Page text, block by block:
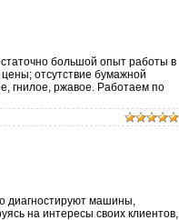
большой опыт работы в
отсутствие бумажной
гнилое, ржавое. Работаем по
диагностируют машины,
на интересы своих клиентов,